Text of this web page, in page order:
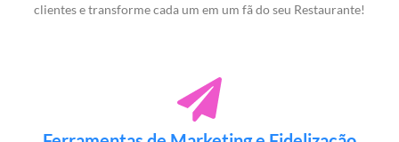
clientes e transforme cada um em um fã do seu Restaurante!